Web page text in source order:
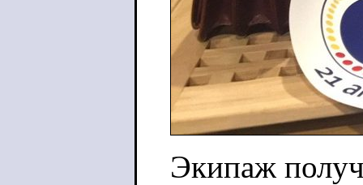
Экипаж